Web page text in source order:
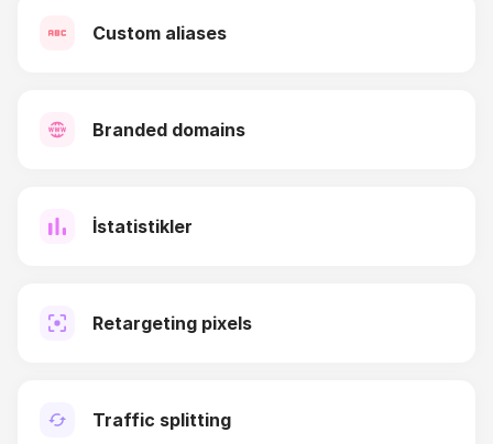
Custom aliases
Branded domains
İstatistikler
Retargeting pixels
Traffic splitting